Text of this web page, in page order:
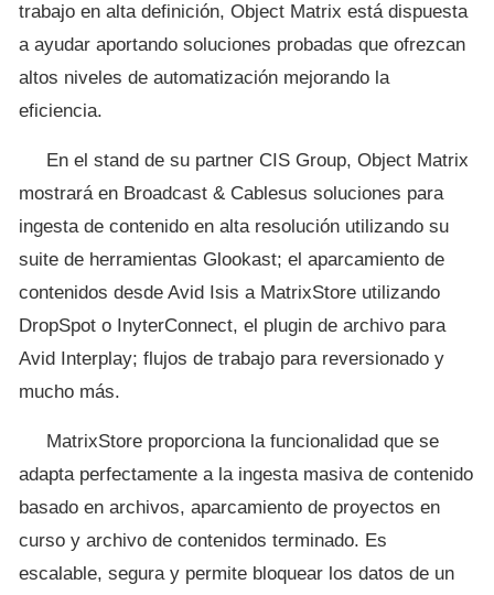
trabajo en alta definición, Object Matrix está dispuesta
a ayudar aportando soluciones probadas que ofrezcan
altos niveles de automatización mejorando la
eficiencia.
En el stand de su partner CIS Group, Object Matrix
mostrará en Broadcast & Cablesus soluciones para
ingesta de contenido en alta resolución utilizando su
suite de herramientas Glookast; el aparcamiento de
contenidos desde Avid Isis a MatrixStore utilizando
DropSpot o InyterConnect, el plugin de archivo para
Avid Interplay; flujos de trabajo para reversionado y
mucho más.
MatrixStore proporciona la funcionalidad que se
adapta perfectamente a la ingesta masiva de contenido
basado en archivos, aparcamiento de proyectos en
curso y archivo de contenidos terminado. Es
escalable, segura y permite bloquear los datos de un